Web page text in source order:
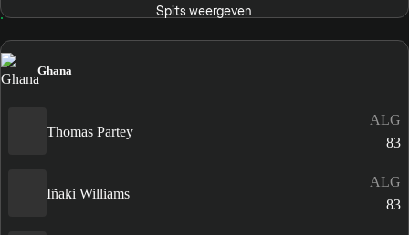
Spits weergeven
Ghana
Thomas Partey
ALG
83
Iñaki Williams
ALG
83